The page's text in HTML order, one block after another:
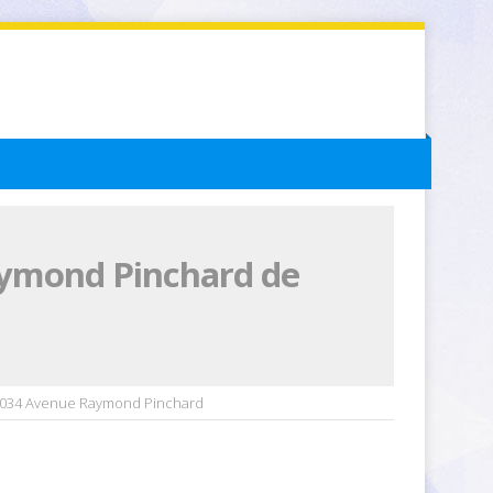
Pinchard de
Avenue Raymond Pinchard